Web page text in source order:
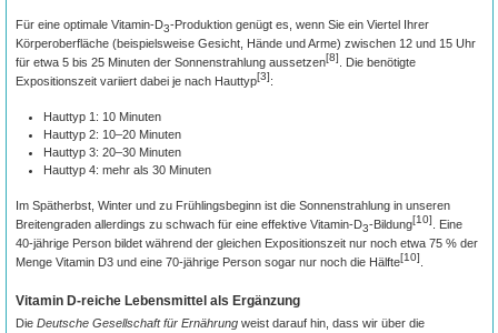
Für eine optimale Vitamin-D3-Produktion genügt es, wenn Sie ein Viertel Ihrer
Körperoberfläche (beispielsweise Gesicht, Hände und Arme) zwischen 12 und 15 Uhr
für etwa 5 bis 25 Minuten der Sonnenstrahlung aussetzen[8]
. Die benötigte
Expositionszeit variiert dabei je nach Hauttyp[3]:
Hauttyp 1: 10 Minuten
Hauttyp 2: 10–20 Minuten
Hauttyp 3: 20–30 Minuten
Hauttyp 4: mehr als 30 Minuten
Im Spätherbst, Winter und zu Frühlingsbeginn ist die Sonnenstrahlung in unseren
Breitengraden allerdings zu schwach für eine effektive Vitamin-D3-Bildung[10]
. Eine
40-jährige Person bildet während der gleichen Expositionszeit nur noch etwa 75 % der
Menge Vitamin D3 und eine 70-jährige Person sogar nur noch die Hälfte[10]
Vitamin D-reiche Lebensmittel als Ergänzung
DieDeutsche Gesellschaft für Ernährung weist darauf hin, dass wir über die